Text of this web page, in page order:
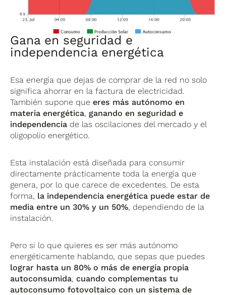
Gana en seguridad e
independencia energética
Esa energía que dejas de comprar de la red no solo
significa ahorrar en la factura de electricidad.
También supone queeres más autónomo en
materia energética, ganando en seguridad e
independencia de las oscilaciones del mercado y el
oligopolio energético.
Esta instalación está diseñada para consumir
directamente prácticamente toda la energía que
genera, por lo que carece de excedentes. De esta
forma, la independencia energética puede estar de
media entre un 30% y un 50%, dependiendo de la
instalación.
Pero si lo que quieres es ser más autónomo
energéticamente hablando, que sepas que puedes
lograr hasta un 80% o más de energía propia
autoconsumida,cuando complementas tu
autoconsumo fotovoltaico con un sistema de